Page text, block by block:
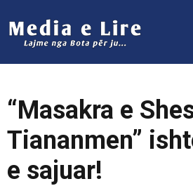
“Masakra e
Tiananmen”
e sajuar!